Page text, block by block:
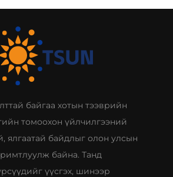
байгаа хотын тээврийн
томоохон үйлчилгээний
ялгаатай байдлыг олон улсын
байна. Танд
үүсгэх, шинээр